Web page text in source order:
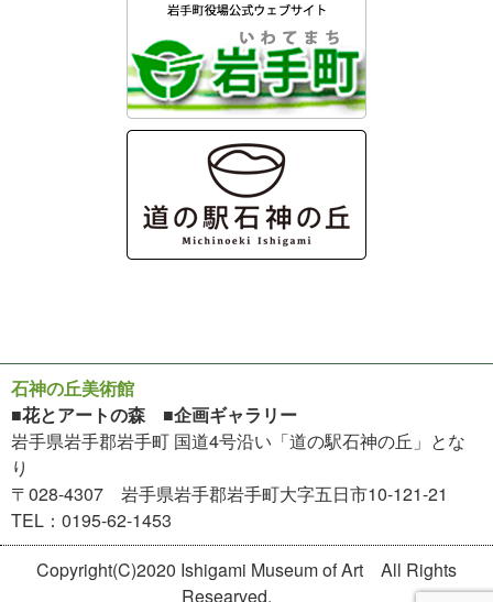
石神の丘美術館
■花とアートの森 ■企画ギャラリー
岩手県岩手郡岩手町 国道4号沿い「道の駅石神の丘」とな
り
〒028-4307 岩手県岩手郡岩手町大字五日市10-121-21
TEL：0195-62-1453
Copyright(C)2020 Ishigami Museum of Art All Rights
Researved,